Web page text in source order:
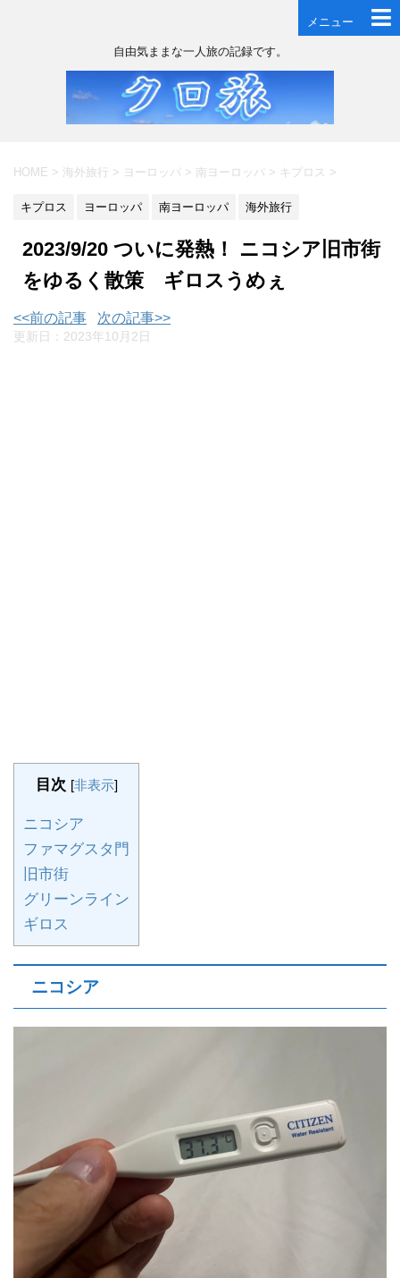
メニュー
自由気ままな一人旅の記録です。
HOME > 海外旅行 > ヨーロッパ > 南ヨーロッパ > キプロス >
キプロス ヨーロッパ 南ヨーロッパ 海外旅行
2023/9/20 ついに発熱！ ニコシア旧市街
をゆるく散策 ギロスうめぇ
<<前の記事 次の記事>>
更新日： 2023年10月2日
目次 [非表示]
ニコシア
ファマグスタ門
旧市街
グリーンライン
ギロス
ニコシア